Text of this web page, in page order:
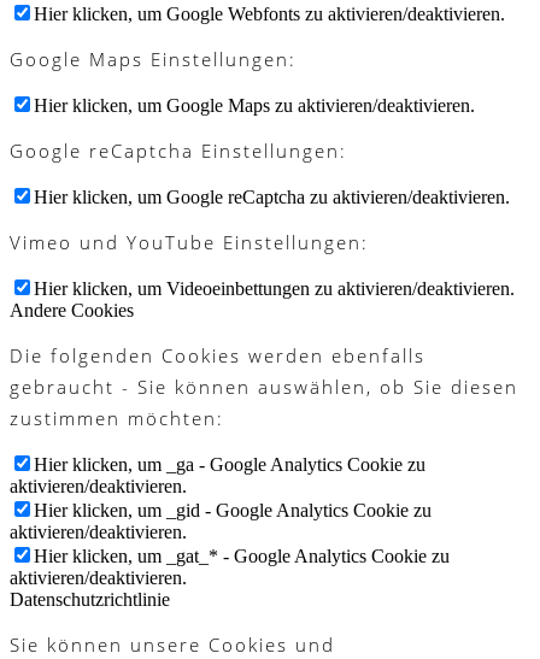
Hier klicken, um Google Webfonts zu aktivieren/deaktivieren.
Google Maps Einstellungen:
Hier klicken, um Google Maps zu aktivieren/deaktivieren.
Google reCaptcha Einstellungen:
Hier klicken, um Google reCaptcha zu aktivieren/deaktivieren.
Vimeo und YouTube Einstellungen:
Hier klicken, um Videoeinbettungen zu aktivieren/deaktivieren.
Andere Cookies
Die folgenden Cookies werden ebenfalls
gebraucht - Sie können auswählen, ob Sie diesen
zustimmen möchten:
Hier klicken, um _ga - Google Analytics Cookie zu
aktivieren/deaktivieren.
Hier klicken, um _gid - Google Analytics Cookie zu
aktivieren/deaktivieren.
Hier klicken, um _gat_* - Google Analytics Cookie zu
aktivieren/deaktivieren.
Datenschutzrichtlinie
Sie können unsere Cookies und